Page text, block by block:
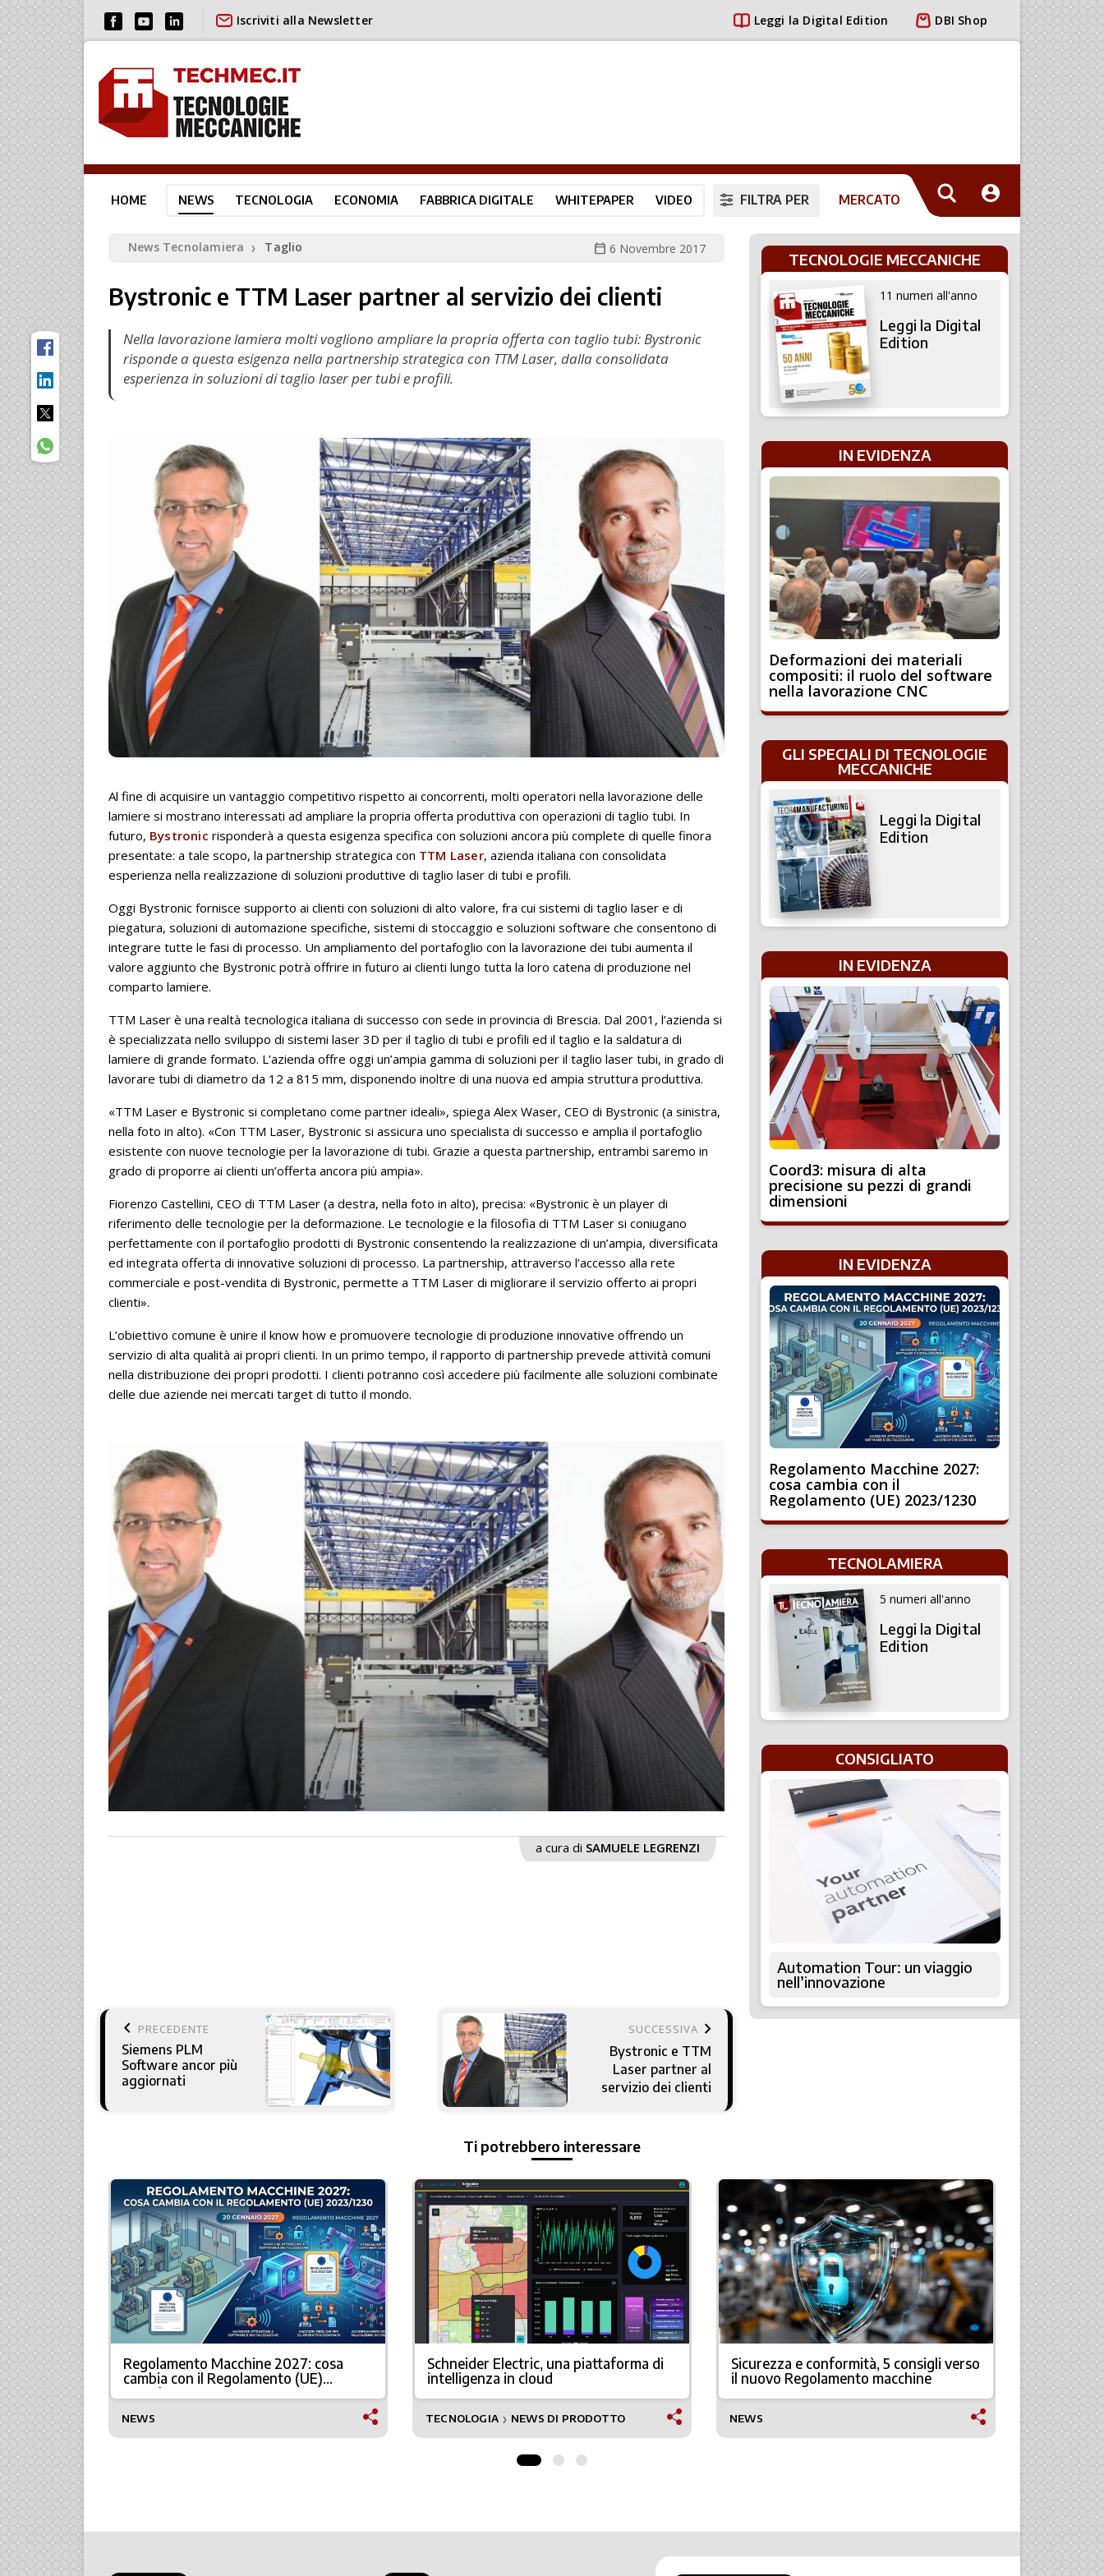
Iscriviti alla Newsletter Leggi la Digital Edition DBI Shop
HOME NEWS TECNOLOGIA ECONOMIA FABBRICA DIGITALE WHITEPAPER VIDEO FILTRA PER MERCATO
News Tecnolamiera ❯ Taglio calendar_today 6 Novembre 2017
Bystronic e TTM Laser partner al servizio dei clienti
Nella lavorazione lamiera molti vogliono ampliare la propria offerta con taglio tubi: Bystronic
risponde a questa esigenza nella partnership strategica con TTM Laser, dalla consolidata
esperienza in soluzioni di taglio laser per tubi e profili.
Al fine di acquisire un vantaggio competitivo rispetto ai concorrenti, molti operatori nella lavorazione delle
lamiere si mostrano interessati ad ampliare la propria offerta produttiva con operazioni di taglio tubi. In
futuro, Bystronic risponderà a questa esigenza specifica con soluzioni ancora più complete di quelle finora
presentate: a tale scopo, la partnership strategica con TTM Laser, azienda italiana con consolidata
esperienza nella realizzazione di soluzioni produttive di taglio laser di tubi e profili.
Oggi Bystronic fornisce supporto ai clienti con soluzioni di alto valore, fra cui sistemi di taglio laser e di
piegatura, soluzioni di automazione specifiche, sistemi di stoccaggio e soluzioni software che consentono di
integrare tutte le fasi di processo. Un ampliamento del portafoglio con la lavorazione dei tubi aumenta il
valore aggiunto che Bystronic potrà offrire in futuro ai clienti lungo tutta la loro catena di produzione nel
comparto lamiere.
TTM Laser è una realtà tecnologica italiana di successo con sede in provincia di Brescia. Dal 2001, l’azienda si
è specializzata nello sviluppo di sistemi laser 3D per il taglio di tubi e profili ed il taglio e la saldatura di
lamiere di grande formato. L’azienda offre oggi un’ampia gamma di soluzioni per il taglio laser tubi, in grado di
lavorare tubi di diametro da 12 a 815 mm, disponendo inoltre di una nuova ed ampia struttura produttiva.
«TTM Laser e Bystronic si completano come partner ideali», spiega Alex Waser, CEO di Bystronic (a sinistra,
nella foto in alto). «Con TTM Laser, Bystronic si assicura uno specialista di successo e amplia il portafoglio
esistente con nuove tecnologie per la lavorazione di tubi. Grazie a questa partnership, entrambi saremo in
grado di proporre ai clienti un’offerta ancora più ampia».
Fiorenzo Castellini, CEO di TTM Laser (a destra, nella foto in alto), precisa: «Bystronic è un player di
riferimento delle tecnologie per la deformazione. Le tecnologie e la filosofia di TTM Laser si coniugano
perfettamente con il portafoglio prodotti di Bystronic consentendo la realizzazione di un’ampia, diversificata
ed integrata offerta di innovative soluzioni di processo. La partnership, attraverso l’accesso alla rete
commerciale e post-vendita di Bystronic, permette a TTM Laser di migliorare il servizio offerto ai propri
clienti».
L’obiettivo comune è unire il know how e promuovere tecnologie di produzione innovative offrendo un
servizio di alta qualità ai propri clienti. In un primo tempo, il rapporto di partnership prevede attività comuni
nella distribuzione dei propri prodotti. I clienti potranno così accedere più facilmente alle soluzioni combinate
delle due aziende nei mercati target di tutto il mondo.
a cura di SAMUELE LEGRENZI
keyboard_arrow_left PRECEDENTE
Siemens PLM
Software ancor più
aggiornati
SUCCESSIVA keyboard_arrow_right
Bystronic e TTM
Laser partner al
servizio dei clienti
TECNOLOGIE MECCANICHE
11 numeri all'anno
Leggi la Digital
Edition
IN EVIDENZA
Deformazioni dei materiali
compositi: il ruolo del software
nella lavorazione CNC
GLI SPECIALI DI TECNOLOGIE
MECCANICHE
Leggi la Digital
Edition
IN EVIDENZA
Coord3: misura di alta
precisione su pezzi di grandi
dimensioni
IN EVIDENZA
Regolamento Macchine 2027:
cosa cambia con il
Regolamento (UE) 2023/1230
TECNOLAMIERA
5 numeri all'anno
Leggi la Digital
Edition
CONSIGLIATO
Automation Tour: un viaggio
nell’innovazione
Ti potrebbero interessare
Regolamento Macchine 2027: cosa
cambia con il Regolamento (UE)
2023/1230
NEWS
Schneider Electric, una piattaforma di
intelligenza in cloud
TECNOLOGIA ❯ NEWS DI PRODOTTO
Sicurezza e conformità, 5 consigli verso
il nuovo Regolamento macchine
NEWS
Fervi
qualità